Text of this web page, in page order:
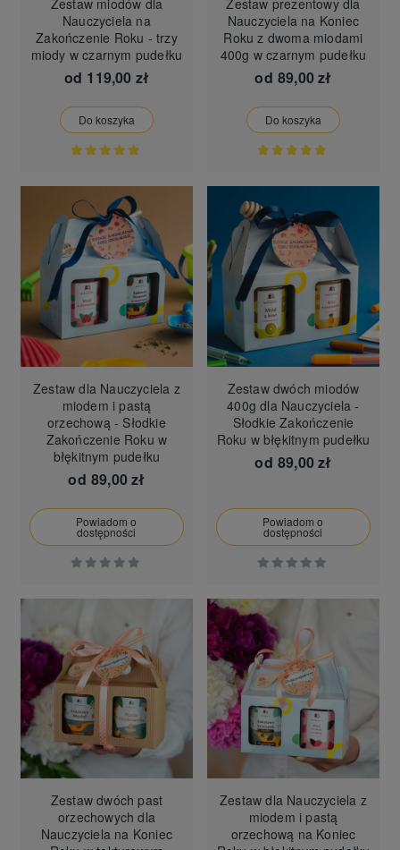
Nauczyciela na
Zakończenie Roku - trzy
miody w czarnym pudełku
od 119,00 zł
Do koszyka
Nauczyciela na Koniec
Roku z dwoma miodami
400g w czarnym pudełku
od 89,00 zł
Do koszyka
Zestaw dla Nauczyciela z
miodem i pastą
orzechową - Słodkie
Zakończenie Roku w
błękitnym pudełku
od 89,00 zł
Powiadom o
dostępności
Zestaw dwóch miodów
400g dla Nauczyciela -
Słodkie Zakończenie
Roku w błękitnym pudełku
od 89,00 zł
Powiadom o
dostępności
Zestaw dwóch past
orzechowych dla
Nauczyciela na Koniec
Zestaw dla Nauczyciela z
miodem i pastą
orzechową na Koniec